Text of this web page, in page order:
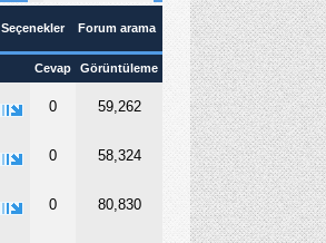
Seçenekler Forum arama
Cevap Görüntüleme
0 59,262
0 58,324
0 80,830